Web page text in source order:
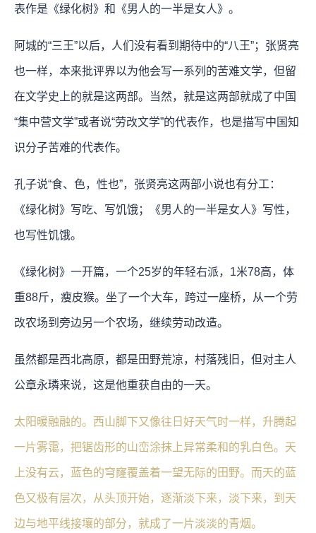
表作是《绿化树》和《男人的一半是女人》。
阿城的“三王”以后，人们没有看到期待中的“八王”；张贤亮
也一样，本来批评界以为他会写一系列的苦难文学，但留
在文学史上的就是这两部。当然，就是这两部就成了中国
“集中营文学”或者说“劳改文学”的代表作，也是描写中国知
识分子苦难的代表作。
孔子说“食、色，性也”，张贤亮这两部小说也有分工：
《绿化树》写吃、写饥饿；《男人的一半是女人》写性，
也写性饥饿。
《绿化树》一开篇，一个25岁的年轻右派，1米78高，体
重88斤，瘦皮猴。坐了一个大车，跨过一座桥，从一个劳
改农场到旁边另一个农场，继续劳动改造。
虽然都是西北高原，都是田野荒凉，村落残旧，但对主人
公章永璘来说，这是他重获自由的一天。
太阳暖融融的。西山脚下又像往日好天气时一样，升腾起
一片雾霭，把锯齿形的山峦涂抹上异常柔和的乳白色。天
上没有云，蓝色的穹窿覆盖着一望无际的田野。而天的蓝
色又极有层次，从头顶开始，逐渐淡下来，淡下来，到天
边与地平线接壤的部分，就成了一片淡淡的青烟。